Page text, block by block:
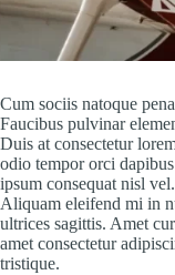
Cum sociis natoque
Faucibus pulvinar
Duis at consectetur
odio tempor orci
ipsum consequat nisl
Aliquam eleifend mi in
ultrices sagittis. Amet
amet consectetur
tristique.